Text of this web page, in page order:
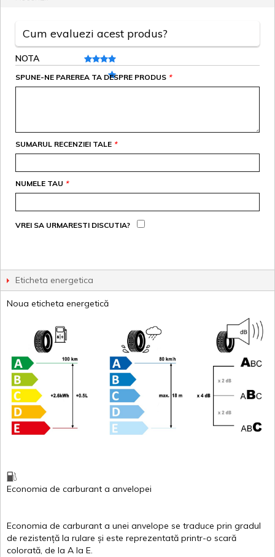
Cum evaluezi acest produs?
NOTA
*
SPUNE-NE PAREREA TA DESPRE PRODUS
*
SUMARUL RECENZIEI TALE
*
NUMELE TAU
VREI SA URMARESTI DISCUTIA?
Eticheta energetica
Noua eticheta energetică
Economia de carburant a anvelopei
Economia de carburant a unei anvelope se traduce prin gradul
de rezistență la rulare și este reprezentată printr-o scară
colorată, de la A la E.